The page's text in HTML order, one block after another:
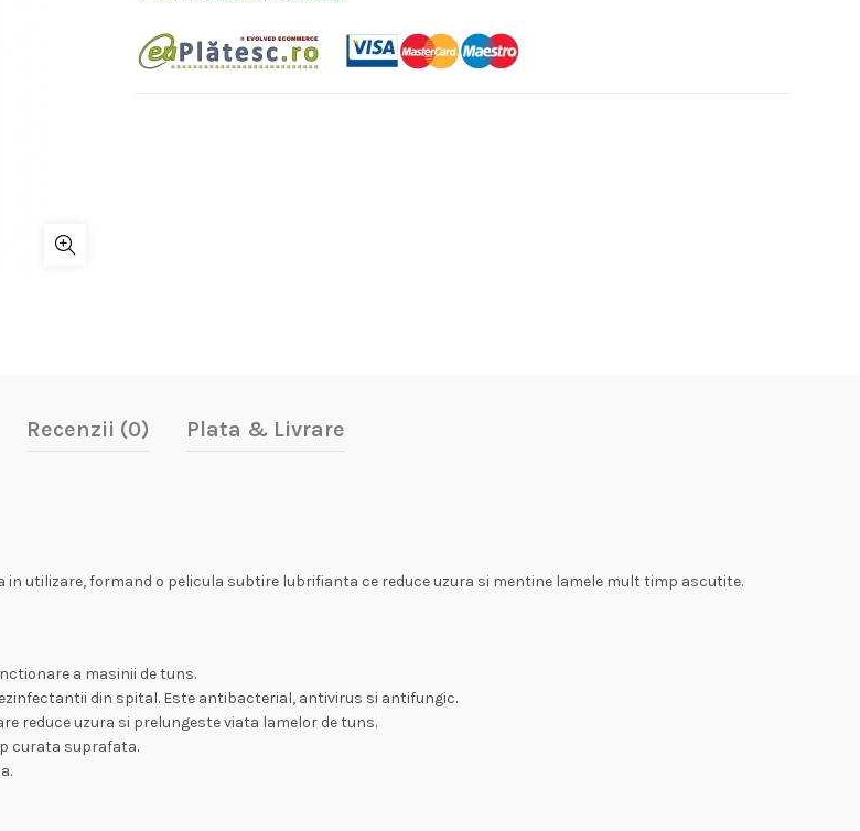
Recenzii (0) Plata & Livrare
in utilizare, formand o pelicula subtire lubrifianta ce reduce uzura si mentine lamele mult timp ascutite.
a masinii de tuns.
din spital. Este antibacterial, antivirus si antifungic.
reduce uzura si prelungeste viata lamelor de tuns.
curata suprafata.